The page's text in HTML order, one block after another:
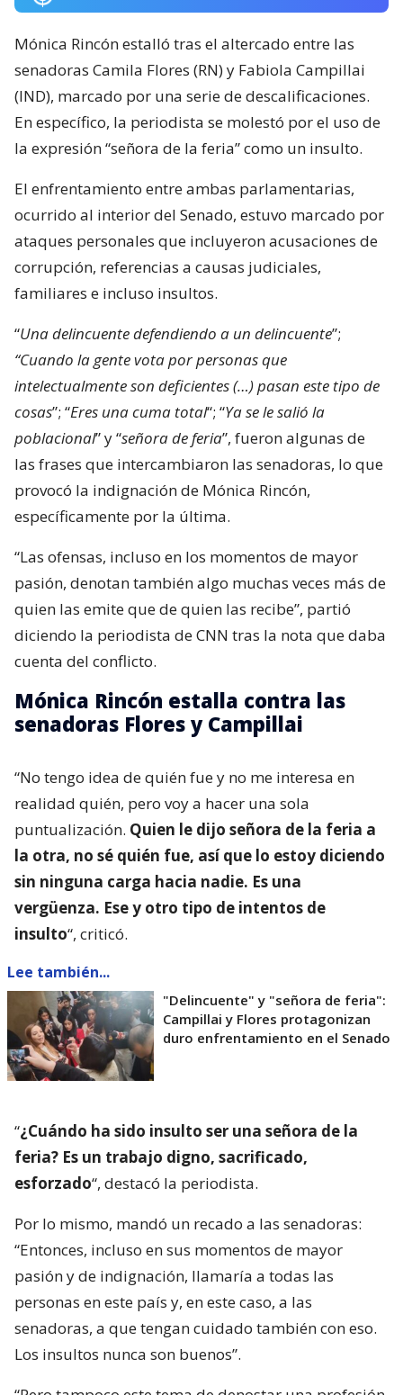
4779
visitas
VER RESUMEN
senadoras Camila Flores (RN) y Fabiola Campillai
(IND), marcado por una serie de descalificaciones.
En específico, la periodista se molestó por el uso de
la expresión “señora de la feria” como un insulto.
ocurrido al interior del Senado, estuvo marcado por
ataques personales que incluyeron acusaciones de
corrupción, referencias a causas judiciales,
familiares e incluso insultos.
“Una delincuente defendiendo a un delincuente”;
“Cuando la gente vota por personas que
intelectualmente son deficientes (…) pasan este tipo de
poblacional” y “señora de feria”, fueron algunas de
las frases que intercambiaron las senadoras, lo que
provocó la indignación de Mónica Rincón,
específicamente por la última.
pasión, denotan también algo muchas veces más de
quien las emite que de quien las recibe”, partió
cuenta del conflicto.
Mónica Rincón estalla contra las
senadoras Flores y Campillai
“No tengo idea de quién fue y no me interesa en
realidad quién, pero voy a hacer una sola
sin ninguna carga hacia nadie. Es una
vergüenza. Ese y otro tipo de intentos de
insulto“, criticó.
"Delincuente" y "señora de feria":
Campillai y Flores protagonizan
duro enfrentamiento en el Senado
¿Cuándo ha sido insulto ser una señora de la
feria? Es un trabajo digno, sacrificado,
esforzado“, destacó la periodista.
Por lo mismo, mandó un recado a las senadoras: